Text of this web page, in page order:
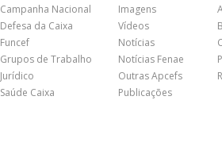
Campanha Nacional
Defesa da Caixa
Funcef
Grupos de Trabalho
Jurídico
Saúde Caixa
Imagens
Vídeos
Notícias
Notícias Fenae
Outras Apcefs
Publicações